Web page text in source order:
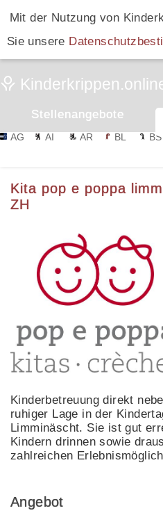
Mit der Nutzung von
Sie unsere
Stellenangebote
AG AI AR BL BS
Kita pop e poppa
ZH
Kinderbetreuung direkt
ruhiger Lage in der
Limminäscht. Sie ist gut
Kindern drinnen sowie
zahlreichen
Angebot